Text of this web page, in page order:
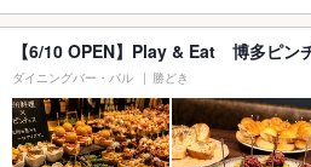
【6/10 OPEN】Play & Eat 博多ピ
ダイニングバー・バル 勝どき